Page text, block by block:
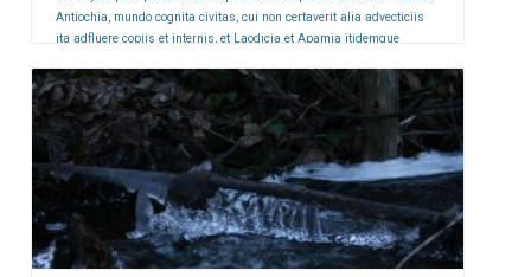
Antiochia, mundo cognita civitas, cui non certaverit alia advecticiis
ita adfluere copiis et internis, et Laodicia et Apamia itidemque